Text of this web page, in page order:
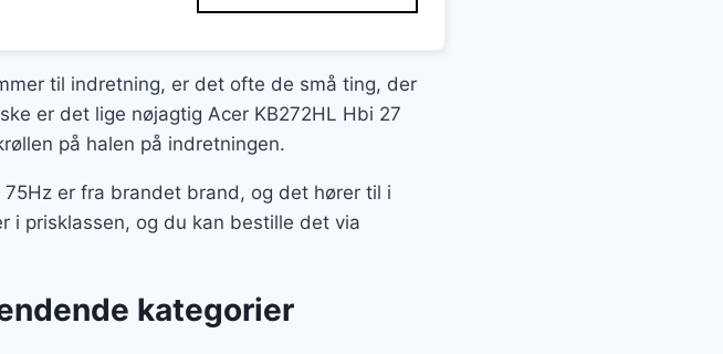
til indretning, er det ofte de små ting, der
er det lige nøjagtig Acer KB272HL Hbi 27
på halen på indretningen.
er fra brandet brand, og det hører til i
i prisklassen, og du kan bestille det via
kategorier